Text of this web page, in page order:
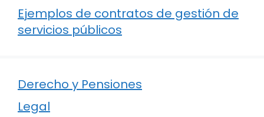
Ejemplos de contratos de gestión de
servicios públicos
Derecho y Pensiones
Legal